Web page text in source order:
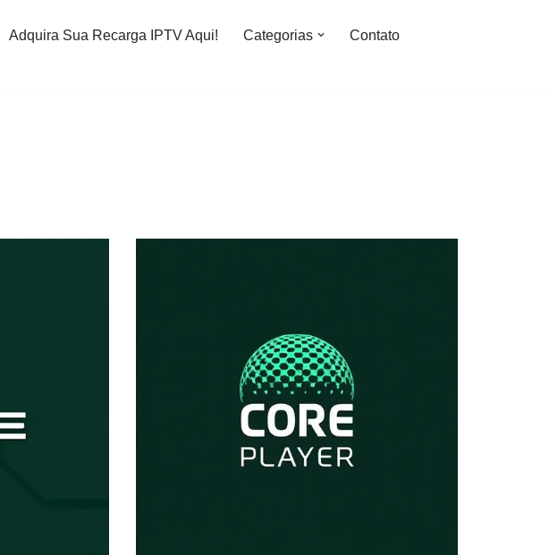
Adquira Sua Recarga IPTV Aqui! Categorias
Contato